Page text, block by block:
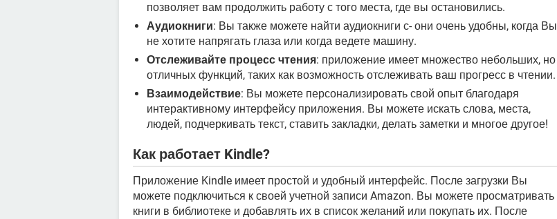
позволяет вам продолжить работу с того места, где вы остановились.
Аудиокниги: Вы также можете найти аудиокниги с- они очень удобны, когда Вы
не хотите напрягать глаза или когда ведете машину.
Отслеживайте процесс чтения: приложение имеет множество небольших, но
отличных функций, таких как возможность отслеживать ваш прогресс в чтении.
Взаимодействие: Вы можете персонализировать свой опыт благодаря
интерактивному интерфейсу приложения. Вы можете искать слова, места,
людей, подчеркивать текст, ставить закладки, делать заметки и многое другое!
Как работает Kindle?
Приложение Kindle имеет простой и удобный интерфейс. После загрузки Вы
можете подключиться к своей учетной записи Amazon. Вы можете просматривать
книги в библиотеке и добавлять их в список желаний или покупать их. После